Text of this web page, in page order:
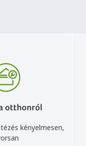
otthonról
kényelmesen,